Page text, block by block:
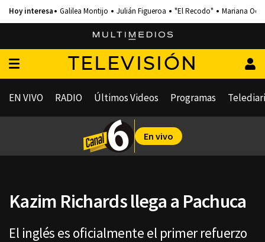
Galilea Montijo Julián Figueroa "El Recodo" Mariana
TELEVISIÓN
EN VIVO RADIO Últimos Videos Programas
En vivo
Kazim Richards llega a Pachuca
El inglés es oficialmente el primer refuerzo